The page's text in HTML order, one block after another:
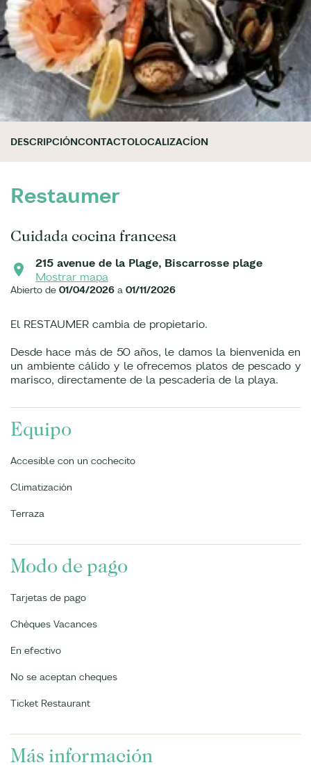
DESCRIPCIÓNCONTACTOLOCALIZACÍON
Restaumer
Cuidada cocina francesa
215 avenue de la Plage, Biscarrosse plage
Mostrar mapa
Abierto de 01/04/2026 a 01/11/2026
El RESTAUMER cambia de propietario.
Desde hace más de 50 años, le damos la bienvenida en
un ambiente cálido y le ofrecemos platos de pescado y
marisco, directamente de la pescadería de la playa.
Equipo
Accesible con un cochecito
Climatización
Terraza
Modo de pago
Tarjetas de pago
Chèques Vacances
En efectivo
No se aceptan cheques
Ticket Restaurant
Más información